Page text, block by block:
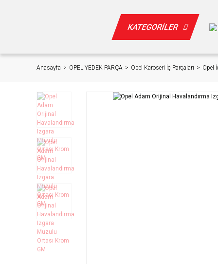
KATEGORİLER
Anasayfa OPEL YEDEK PARÇA Opel Karoseri İç Parçaları Opel